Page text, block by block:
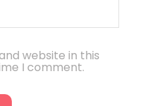
website in this
I comment.